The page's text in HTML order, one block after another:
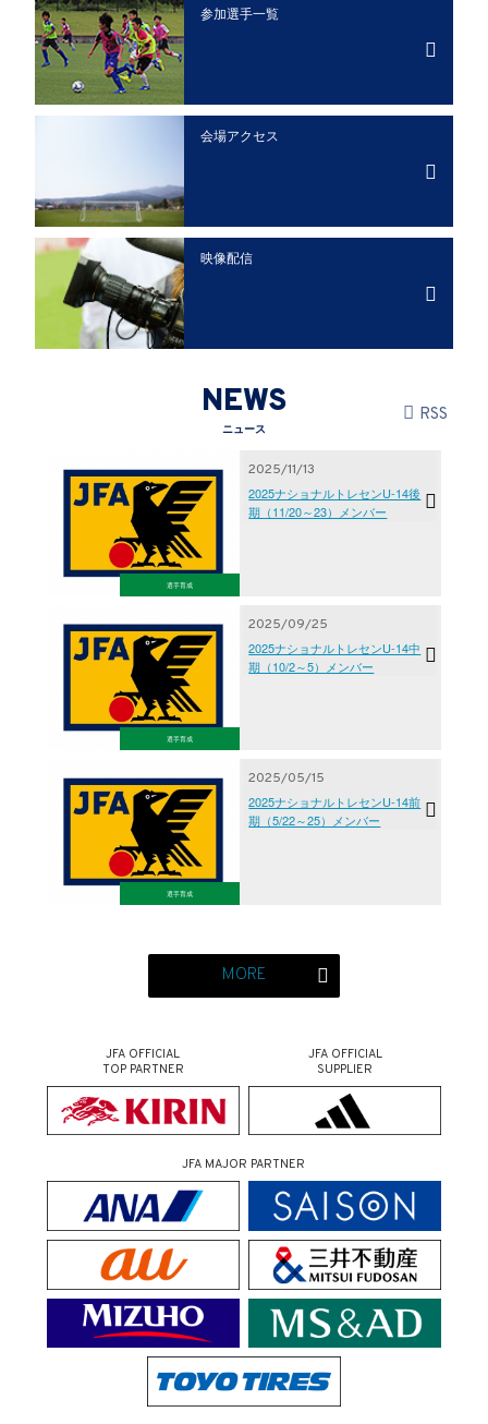
参加選手一覧
会場アクセス
映像配信
NEWS
ニュース
RSS
選手育成
2025/11/13
2025ナショナルトレセンU-14後
期（11/20～23）メンバー
選手育成
2025/09/25
2025ナショナルトレセンU-14中
期（10/2～5）メンバー
選手育成
2025/05/15
2025ナショナルトレセンU-14前
期（5/22～25）メンバー
MORE
JFA OFFICIAL
TOP PARTNER
JFA OFFICIAL
SUPPLIER
JFA MAJOR PARTNER